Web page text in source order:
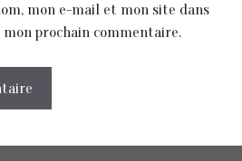
mon e-mail et mon site dans
prochain commentaire.